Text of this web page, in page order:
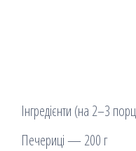
Інгредієнти (на 2–3
Печериці — 200 г